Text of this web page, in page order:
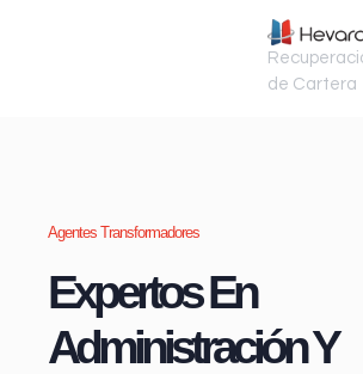
de Cartera
Agentes Transformadores
Expertos En
Administración Y